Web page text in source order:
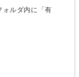
ルダ内に「有